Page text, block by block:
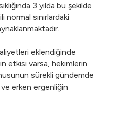
3 yılda bu şekilde
normal sınırlardaki
eklendiğinde
etkisi varsa, hekimlerin
sürekli gündemde
ve erken ergenliğin